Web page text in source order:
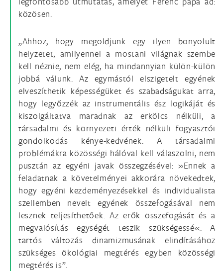
közösen.
„Ahhoz, hogy megoldjunk egy ilyen bonyolult
helyzetet, amilyennel a mostani világnak szembe
kell néznie, nem elég, ha mindannyian külön-külön
jobbá válunk. Az egymástól elszigetelt egyének
elveszíthetik képességüket és szabadságukat arra,
hogy legyőzzék az instrumentális ész logikáját és
kiszolgáltatva maradnak az erkölcs nélküli, a
társadalmi és környezeti érték nélküli fogyasztói
gondolkodás kénye-kedvének. A társadalmi
problémákra közösségi hálóval kell válaszolni, nem
pusztán az egyéni javak összegzésével: »Ennek a
feladatnak a követelményei akkorára növekedtek,
hogy egyéni kezdeményezésekkel és individualista
szellemben nevelt egyének összefogásával nem
lesznek teljesíthetőek. Az erők összefogását és a
megvalósítás egységét teszik szükségessé«. A
tartós változás dinamizmusának elindításához
szükséges ökológiai megtérés egyben közösségi
megtérés is”.